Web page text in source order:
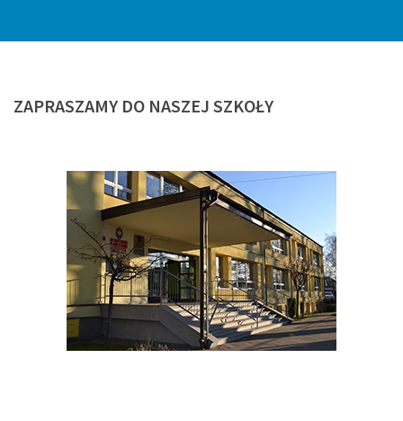
ZAPRASZAMY DO NASZEJ SZKOŁY